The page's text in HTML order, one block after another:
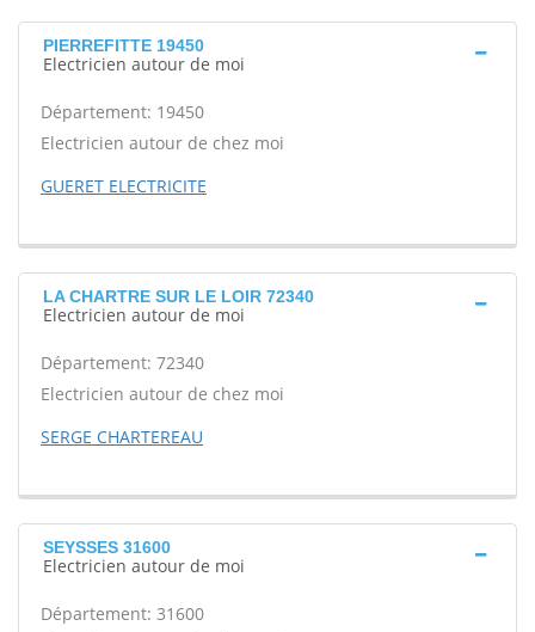
PIERREFITTE 19450
Electricien autour de moi
Département: 19450
Electricien autour de chez moi
GUERET ELECTRICITE
LA CHARTRE SUR LE LOIR 72340
Electricien autour de moi
Département: 72340
Electricien autour de chez moi
SERGE CHARTEREAU
SEYSSES 31600
Electricien autour de moi
Département: 31600